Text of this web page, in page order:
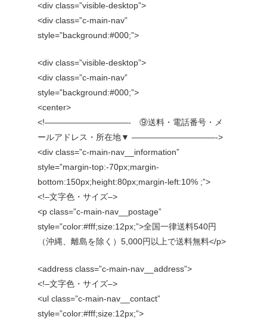
<div class=”visible-desktop”>
<div class=”c-main-nav”
style=”background:#000;”>
<div class=”visible-desktop”>
<div class=”c-main-nav”
style=”background:#000;”>
<center>
<!——————————- ⑨送料・電話番号・メ
ールアドレス・所在地▼ ——————————->
<div class=”c-main-nav__information”
style=”margin-top:-70px;margin-
bottom:150px;height:80px;margin-left:10% ;”>
<!–文字色・サイズ–>
<p class=”c-main-nav__postage”
style=”color:#fff;size:12px;”>全国一律送料540円
（沖縄、離島を除く）5,000円以上で送料無料</p>
<address class=”c-main-nav__address”>
<!–文字色・サイズ–>
<ul class=”c-main-nav__contact”
style=”color:#fff;size:12px;”>